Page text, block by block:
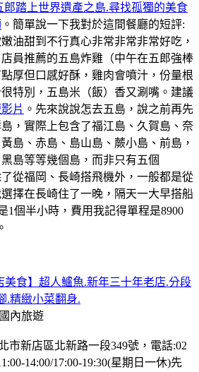
郎踏上世界遺產之島.尋找孤獨的美食
。簡單說一下我對於這間餐廳的短評:
油甜到不行真心非常非常非常好吃，
員推薦的五島炸雞（中午在五郎強棒
厚但口感好酥，雞肉會噴汁，份量根
特別，五島米（飯）香又涮嘴。建議
片 。先來說說怎去五島，說之前再先
，實際上包含了福江島、久賀島、奈
島、赤島、島山島、蕨小島、前島，
島等等幾個島，而非只有五個
了從福岡、長崎搭飛機外，一般都是從
擇在長崎住了一晚，隔天一大早搭船
1個半小時，費用我記得單程是8900
美食】超人鱸魚.新年三十年老店.分段
.精緻小菜翻身.
國內旅遊
市新店區北新路一段349號，電話:02
14:00/17:00-19:30(星期日一休)先